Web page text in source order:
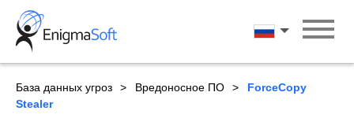
Skip
content
Русский
База данных угроз Вредоносное ПО
ForceCopy
Stealer